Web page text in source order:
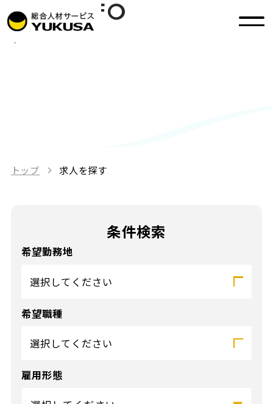
JOB INFO
トップ 求人を探す
条件検索
希望勤務地
選択してください
希望職種
選択してください
雇用形態